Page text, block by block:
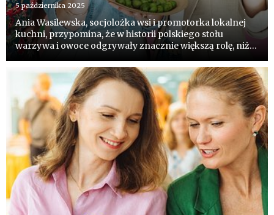
5 października 2025
Ania Wasilewska, socjolożka wsi i promotorka lokalnej
kuchni, przypomina, że w historii polskiego stołu
warzywa i owoce odgrywały znacznie większą rolę, niż
odmian jabłek, kiedyś nasza dieta była znacznie
bogatsza ...